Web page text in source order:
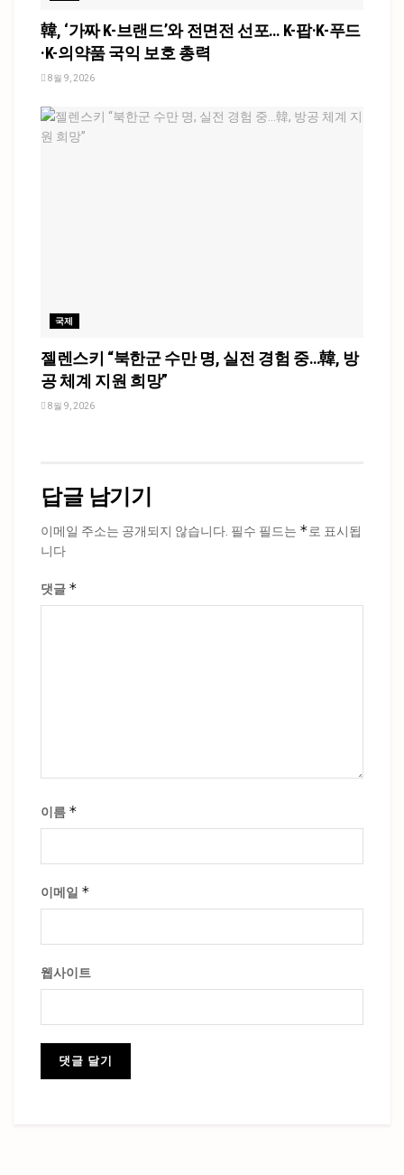
韓, ‘가짜 K-브랜드’와 전면전 선포… K-팝·K-푸드
·K-의약품 국익 보호 총력
8월 9, 2026
국제
젤렌스키 “북한군 수만 명, 실전 경험 중…韓, 방
공 체계 지원 희망”
8월 9, 2026
답글 남기기
이메일 주소는 공개되지 않습니다. 필수 필드는 *로 표시됩
니다
댓글 *
이름 *
이메일 *
웹사이트